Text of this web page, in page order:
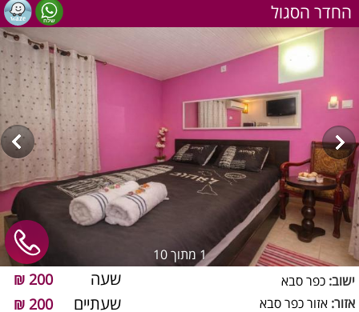
החדר הסגול
1 מתוך 10
שעה 200 ₪
שעתיים 200 ₪
ישוב: כפר סבא
אזור: אזור כפר סבא